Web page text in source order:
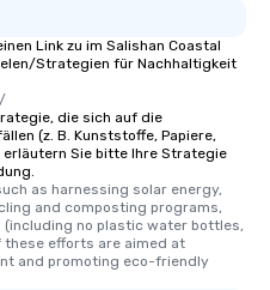
Link zu im Salishan Coastal
Strategien für Nachhaltigkeit
die sich auf die
(z. B. Kunststoffe, Papiere,
erläutern Sie bitte Ihre Strategie
as harnessing solar energy,
and composting programs,
no plastic water bottles,
these efforts are aimed at
and promoting eco-friendly